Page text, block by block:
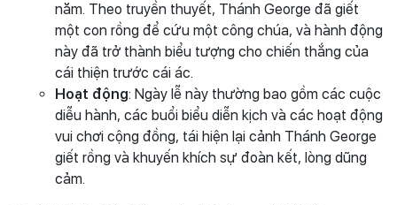
năm. Theo truyền thuyết, Thánh George đã giết
một con rồng để cứu một công chúa, và hành động
này đã trở thành biểu tượng cho chiến thắng của
cái thiện trước cái ác.
Hoạt động: Ngày lễ này thường bao gồm các cuộc
diễu hành, các buổi biểu diễn kịch và các hoạt động
vui chơi cộng đồng, tái hiện lại cảnh Thánh George
giết rồng và khuyến khích sự đoàn kết, lòng dũng
cảm.